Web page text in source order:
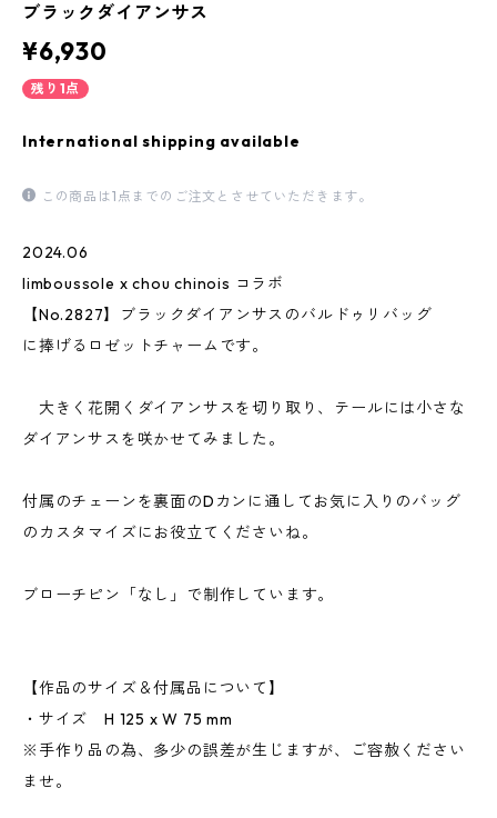
ブラックダイアンサス
¥6,930
残り1点
International shipping available
この商品は1点までのご注文とさせていただきます。
2024.06
limboussole x chou chinois コラボ
【No.2827】ブラックダイアンサスのバルドゥリバッグ
に捧げるロゼットチャームです。
大きく花開くダイアンサスを切り取り、テールには小さな
ダイアンサスを咲かせてみました。
付属のチェーンを裏面のDカンに通してお気に入りのバッグ
のカスタマイズにお役立てくださいね。
ブローチピン「なし」で制作しています。
【作品のサイズ＆付属品について】
・サイズ H 125 x W 75 mm
※手作り品の為、多少の誤差が生じますが、ご容赦ください
ませ。